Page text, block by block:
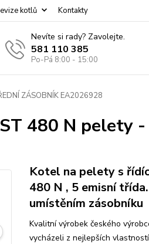
kotlů Kontakty
Nevíte si rady? Zavolejte.
581 110 385
Po-Pá 8:00 - 15:00
ZÁSOBNÍK EA2026928
480 N pelety -
Kotel na pelety s
480 N , 5 emisní
umístěním zásobníku
Kvalitní výrobek českého
vycházeli z nejlepších